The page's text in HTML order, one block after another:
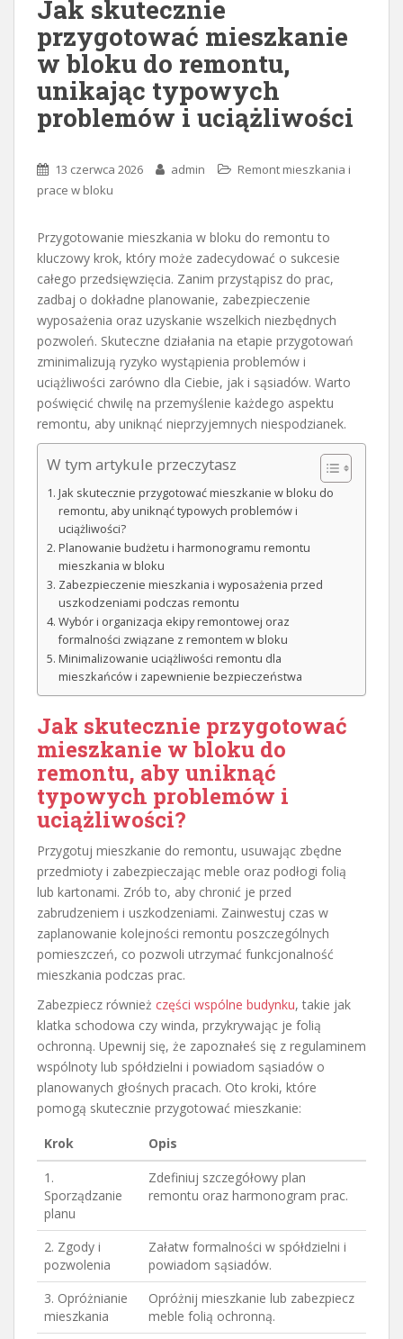
Jak skutecznie
przygotować mieszkanie
w bloku do remontu,
unikając typowych
problemów i uciążliwości
13 czerwca 2026 admin
Remont mieszkania i
prace w bloku
Przygotowanie mieszkania w bloku do remontu to
kluczowy krok, który może zadecydować o sukcesie
całego przedsięwzięcia. Zanim przystąpisz do prac,
zadbaj o dokładne planowanie, zabezpieczenie
wyposażenia oraz uzyskanie wszelkich niezbędnych
pozwoleń. Skuteczne działania na etapie przygotowań
zminimalizują ryzyko wystąpienia problemów i
uciążliwości zarówno dla Ciebie, jak i sąsiadów. Warto
poświęcić chwilę na przemyślenie każdego aspektu
remontu, aby uniknąć nieprzyjemnych niespodzianek.
W tym artykule przeczytasz
Jak skutecznie przygotować mieszkanie w bloku do
remontu, aby uniknąć typowych problemów i
uciążliwości?
Planowanie budżetu i harmonogramu remontu
mieszkania w bloku
Zabezpieczenie mieszkania i wyposażenia przed
uszkodzeniami podczas remontu
Wybór i organizacja ekipy remontowej oraz
formalności związane z remontem w bloku
Minimalizowanie uciążliwości remontu dla
mieszkańców i zapewnienie bezpieczeństwa
Jak skutecznie przygotować
mieszkanie w bloku do
remontu, aby uniknąć
typowych problemów i
uciążliwości?
Przygotuj mieszkanie do remontu, usuwając zbędne
przedmioty i zabezpieczając meble oraz podłogi folią
lub kartonami. Zrób to, aby chronić je przed
zabrudzeniem i uszkodzeniami. Zainwestuj czas w
zaplanowanie kolejności remontu poszczególnych
pomieszczeń, co pozwoli utrzymać funkcjonalność
mieszkania podczas prac.
Zabezpiecz również części wspólne budynku, takie jak
klatka schodowa czy winda, przykrywając je folią
ochronną. Upewnij się, że zapoznałeś się z regulaminem
wspólnoty lub spółdzielni i powiadom sąsiadów o
planowanych głośnych pracach. Oto kroki, które
pomogą skutecznie przygotować mieszkanie:
Krok
Opis
1.
Sporządzanie
planu
Zdefiniuj szczegółowy plan
remontu oraz harmonogram prac.
2. Zgody i
pozwolenia
Załatw formalności w spółdzielni i
powiadom sąsiadów.
3. Opróżnianie
mieszkania
Opróżnij mieszkanie lub zabezpiecz
meble folią ochronną.